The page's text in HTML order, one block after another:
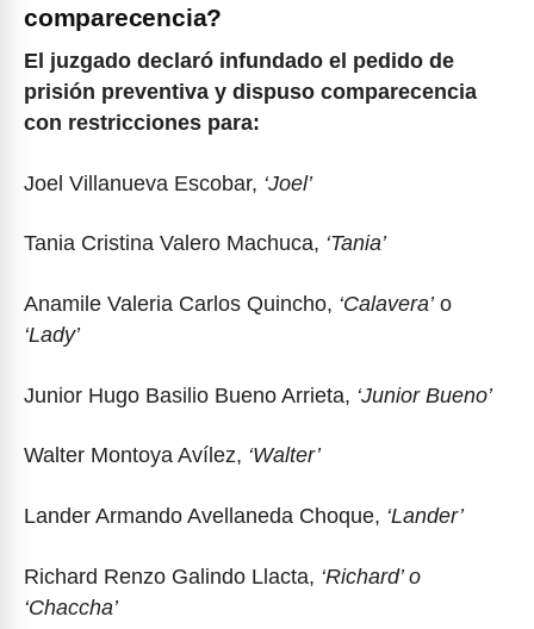
comparecencia?
El juzgado declaró infundado el pedido de
prisión preventiva y dispuso comparecencia
con restricciones para:
Joel Villanueva Escobar, ‘Joel’
Tania Cristina Valero Machuca, ‘Tania’
Anamile Valeria Carlos Quincho, ‘Calavera’o
‘Lady’
Junior Hugo Basilio Bueno Arrieta, ‘Junior Bueno’
Walter Montoya Avílez, ‘Walter’
Lander Armando Avellaneda Choque, ‘Lander’
Richard Renzo Galindo Llacta, ‘Richard’ o
‘Chaccha’